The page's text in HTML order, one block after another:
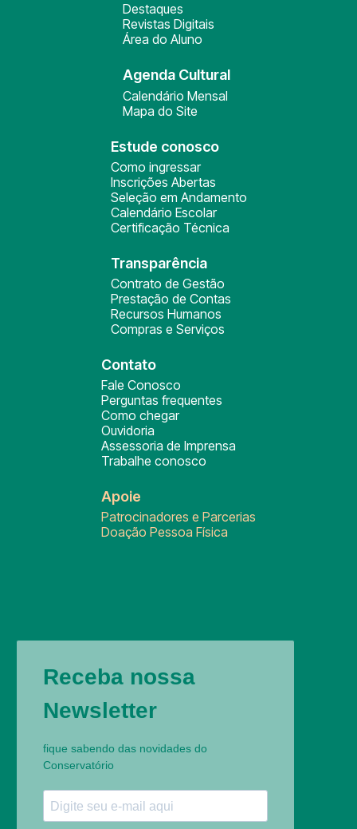
Destaques
Revistas Digitais
Área do Aluno
Agenda Cultural
Calendário Mensal
Mapa do Site
Estude conosco
Como ingressar
Inscrições Abertas
Seleção em Andamento
Calendário Escolar
Certificação Técnica
Transparência
Contrato de Gestão
Prestação de Contas
Recursos Humanos
Compras e Serviços
Contato
Fale Conosco
Perguntas frequentes
Como chegar
Ouvidoria
Assessoria de Imprensa
Trabalhe conosco
Apoie
Patrocinadores e Parcerias
Doação Pessoa Física